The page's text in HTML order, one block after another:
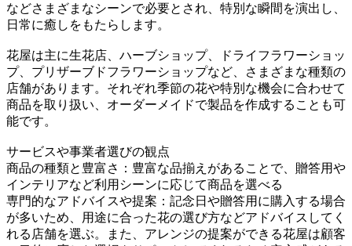
などさまざまなシーンで必要とされ、特別な瞬間を演出し、
日常に癒しをもたらします。
花屋は主に生花店、ハーブショップ、ドライフラワーショッ
プ、プリザーブドフラワーショップなど、さまざまな種類の
店舗があります。それぞれ季節の花や特別な機会に合わせて
商品を取り扱い、オーダーメイドで製品を作成することも可
能です。
サービスや事業者選びの観点
商品の種類と豊富さ：豊富な品揃えがあることで、贈答用や
インテリアなど利用シーンに応じて商品を選べる
専門的なアドバイスや提案：記念日や贈答用に購入する場合
が多いため、用途に合った花の選び方などアドバイスしてく
れる店舗を選ぶ。また、アレンジの提案ができる花屋は顧客